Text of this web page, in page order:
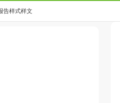
告样式样文